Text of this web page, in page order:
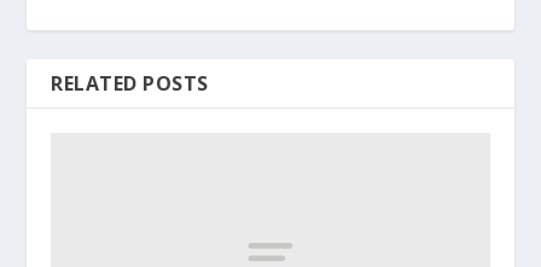
RELATED POSTS